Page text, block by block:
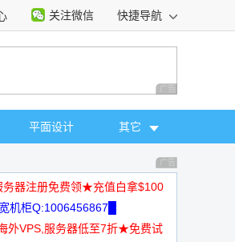
关注微信 快捷导航
广告 商业广告，理
平面设计 其它
广告 商业广告，理
务器注册免费领★充值白拿$100
机柜Q:1006456867█
外VPS,服务器低至7折★免费试